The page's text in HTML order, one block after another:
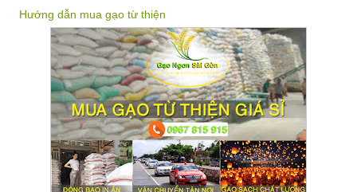
Hướng dẫn mua gạo từ thiện